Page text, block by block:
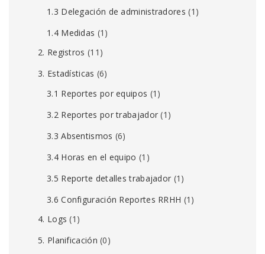
1.3 Delegación de administradores (1)
1.4 Medidas (1)
2. Registros (11)
3. Estadísticas (6)
3.1 Reportes por equipos (1)
3.2 Reportes por trabajador (1)
3.3 Absentismos (6)
3.4 Horas en el equipo (1)
3.5 Reporte detalles trabajador (1)
3.6 Configuración Reportes RRHH (1)
4. Logs (1)
5. Planificación (0)